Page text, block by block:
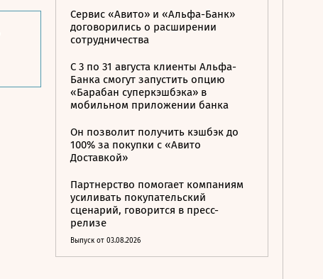
Сервис «Авито» и «Альфа-Банк»
договорились о расширении
сотрудничества
С 3 по 31 августа клиенты Альфа-
Банка смогут запустить опцию
«Барабан суперкэшбэка» в
мобильном приложении банка
Он позволит получить кэшбэк до
100% за покупки с «Авито
Доставкой»
Партнерство помогает компаниям
усиливать покупательский
сценарий, говорится в пресс-
релизе
Выпуск от 03.08.2026